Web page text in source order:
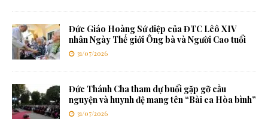
Đức Giáo Hoàng Sứ điệp của ĐTC Lêô XIV
nhân Ngày Thế giới Ông bà và Người Cao tuổi
31/07/2026
Đức Thánh Cha tham dự buổi gặp gỡ cầu
nguyện và huynh đệ mang tên “Bài ca Hòa bình”
31/07/2026